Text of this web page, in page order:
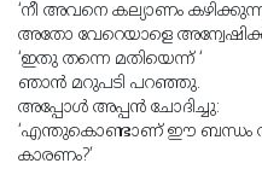
‘നീ അവനെ കല്യാണം
അതോ വേറെയാളെ
‘ഇതു തന്നെ മതിയെന്ന് ‘
ഞാൻ മറുപടി പറഞ്ഞു.
അപ്പോൾ അപ്പൻ ചോദിച്ചു:
‘എന്തുകൊണ്ടാണ് ഈ ബന്ധം
കാരണം?’